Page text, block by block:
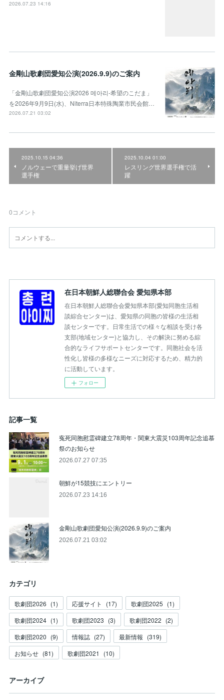
2026.07.23 14:16
金剛山歌劇団愛知公演(2026.9.9)のご案内
「金剛山歌劇団愛知公演2026 메아리-希望のこだま」
を2026年9月9日(水)、Niterra日本特殊陶業市民会館…
2026.07.21 03:02
2025.10.15 04:36
ノルウェーで重量挙げ世界
選手権
2025.10.04 01:00
レスリング世界選手権で活
躍
0コメント
在日本朝鮮人総聯合会 愛知県本部
在日本朝鮮人総聯合会愛知県本部(愛知同胞生活相
談綜合センター)は、愛知県の同胞の皆様の生活相
談センターです。日常生活での様々な相談を受け各
支部(地域センター)と協力し、その解決に努める綜
合的なライフサポートセンターです。同胞社会を活
性化し皆様の多様なニーズに対応するため、精力的
に活動しています。
フォロー
記事一覧
寃死同胞慰霊碑建立78周年・関東大震災103周年記念追慕
祭のお知らせ
2026.07.27 07:35
朝鮮が15競技にエントリー
2026.07.23 14:16
金剛山歌劇団愛知公演(2026.9.9)のご案内
2026.07.21 03:02
カテゴリ
歌劇団2026 (1) 応援サイト (17) 歌劇団2025 (1)
歌劇団2024 (1) 歌劇団2023 (3) 歌劇団2022 (2)
歌劇団2020 (9) 情報誌 (27) 最新情報 (319)
お知らせ (81) 歌劇団2021 (10)
アーカイブ